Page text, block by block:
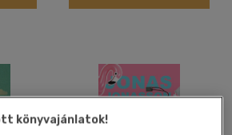
(4)
könyvajánlatok!